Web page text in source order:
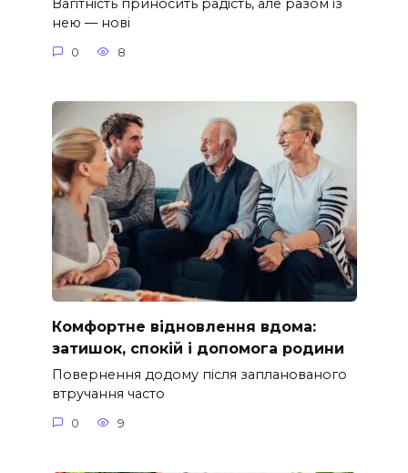
Вагітність приносить радість, але разом із
нею — нові
0 8
Комфортне відновлення вдома:
затишок, спокій і допомога родини
Повернення додому після запланованого
втручання часто
0 9